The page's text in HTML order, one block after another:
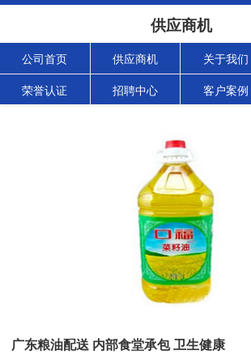
供应商机
公司首页 供应商机 关于我们
荣誉认证 招聘中心 客户案例
广东粮油配送 内部食堂承包 卫生健康